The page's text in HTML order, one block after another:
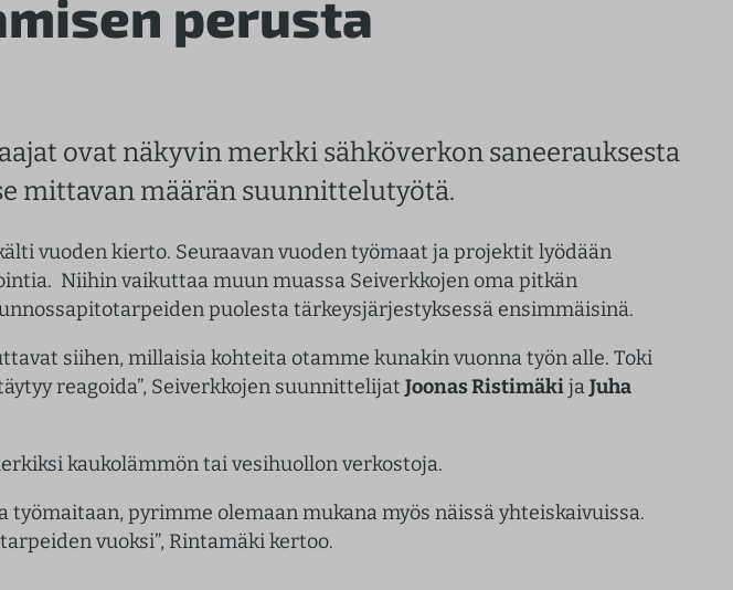
perusta
ovat näkyvin merkki sähköverkon saneerauksesta
mittavan määrän suunnittelutyötä.
vuoden kierto. Seuraavan vuoden työmaat ja projektit lyödään
Niihin vaikuttaa muun muassa Seiverkkojen oma pitkän
puolesta tärkeysjärjestyksessä ensimmäisinä.
siihen, millaisia kohteita otamme kunakin vuonna työn alle. Toki
reagoida”, Seiverkkojen suunnittelijat Joonas RistimäkijaJuha
kaukolämmön tai vesihuollon verkostoja.
pyrimme olemaan mukana myös näissä yhteiskaivuissa.
vuoksi”, Rintamäki kertoo.